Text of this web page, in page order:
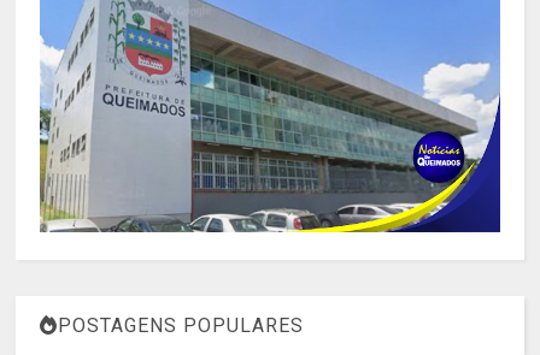
POSTAGENS POPULARES